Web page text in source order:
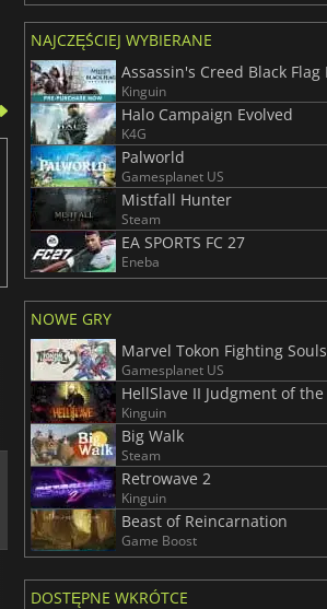
NAJCZĘŚCIEJ WYBIERANE
Kinguin
Halo Campaign Evolved
K4G
Palworld
Gamesplanet US
Mistfall Hunter
Steam
EA SPORTS FC 27
Eneba
NOWE GRY
Marvel Tokon Fighting Souls
Gamesplanet US
Kinguin
Big Walk
Steam
Retrowave 2
Kinguin
Beast of Reincarnation
Game Boost
DOSTĘPNE WKRÓTCE